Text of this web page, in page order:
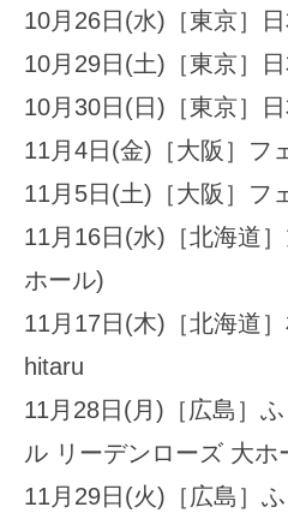
10月26日(水)［東京］
10月29日(土)［東京］
10月30日(日)［東京］
11月4日(金)［大阪］フ
11月5日(土)［大阪］フ
11月16日(水)［北海道
ホール)
11月17日(木)［北海道
hitaru
11月28日(月)［広島］
ル リーデンローズ 大ホ
11月29日(火)［広島］